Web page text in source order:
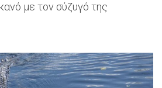
με τον σύζυγό της